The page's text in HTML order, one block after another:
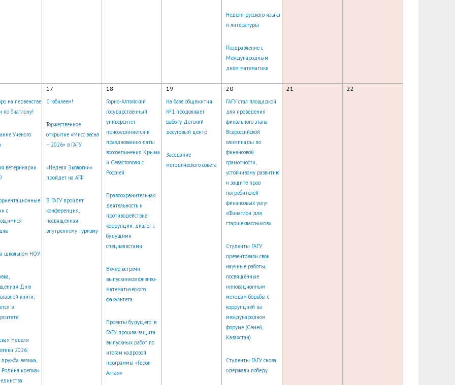
Неделя русского языка
и литературы
Поздравление с
Международным
днём математики
на первенстве
по биатлону!
Ученого
ветеринарии
с
школьном НОУ
Дню
книги,
в
Неделя
2026:
велика,
Родина крепка»
17
С юбилеем!
Торжественное
открытие «Мисс весна
– 2026» в ГАГУ
«Неделя Экологии»
пройдет на АТФ
В ГАГУ пройдет
конференция,
посвященная
внутреннему туризму
18
Горно-Алтайский
государственный
университет
присоединяется к
празднованию даты
воссоединения Крыма
и Севастополя с
Россией
Правоохранительная
деятельность и
противодействие
коррупции: диалог с
будущими
специалистами
Вечер встречи
выпускников физико-
математического
факультета
Проекты будущего: в
ГАГУ прошла защита
выпускных работ по
итогам кадровой
программы «Герои
Алтая»
19
На базе общежития
№1 продолжает
работу Детский
досуговый центр
Заседание
методического совета
20
ГАГУ стал площадкой
для проведения
финального этапа
Всероссийской
олимпиады по
финансовой
грамотности,
устойчивому развитию
и защите прав
потребителей
финансовых услуг
«Финатлон для
старшеклассников»
Студенты ГАГУ
презентовали свои
научные работы,
посвящённые
инновационным
методам борьбы с
коррупцией на
международном
форуме (Семей,
Казахстан)
Студенты ГАГУ снова
одержали победу
21 22